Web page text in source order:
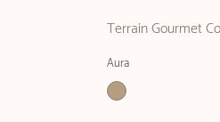
Terrain Gourmet
Aura